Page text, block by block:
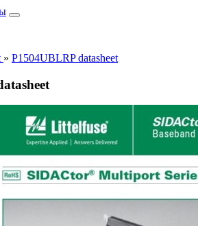
» P1504UBLRP datasheet